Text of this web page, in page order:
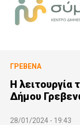
ΓΡΕΒΕΝΆ
H
Δήμου
28/01/2024 - 19:43